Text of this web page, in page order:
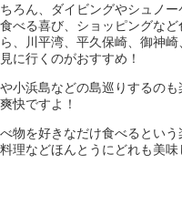
ろん、ダイビングやシュノ
べる喜び、ショッピングな
、川平湾、平久保崎、御神
に行くのがおすすめ！
小浜島などの島巡りするの
快ですよ！
物を好きなだけ食べるとい
理などほんとうにどれも美味